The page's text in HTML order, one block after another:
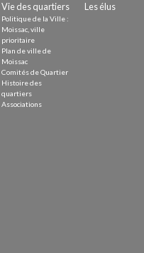
Vie des quartiers
Politique de la Ville :
Moissac, ville
prioritaire
Plan de ville de
Moissac
Comités de Quartier
Histoire des
quartiers
Associations
Les élus